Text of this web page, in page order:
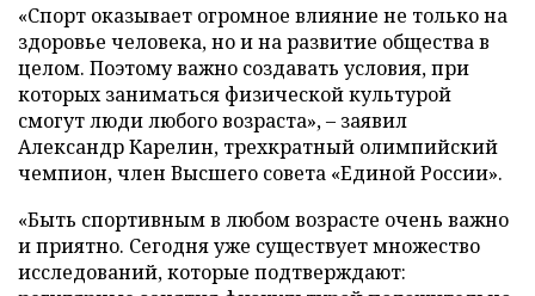
«Спорт оказывает огромное влияние не только на
здоровье человека, но и на развитие общества в
целом. Поэтому важно создавать условия, при
которых заниматься физической культурой
смогут люди любого возраста», – заявил
Александр Карелин, трехкратный олимпийский
чемпион, член Высшего совета «Единой России».
«Быть спортивным в любом возрасте очень важно
и приятно. Сегодня уже существует множество
исследований, которые подтверждают: